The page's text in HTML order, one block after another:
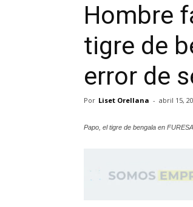
Hombre
tigre de
error de
Por Liset Orellana - abril 15,
Papo, el tigre de bengala en FURESA